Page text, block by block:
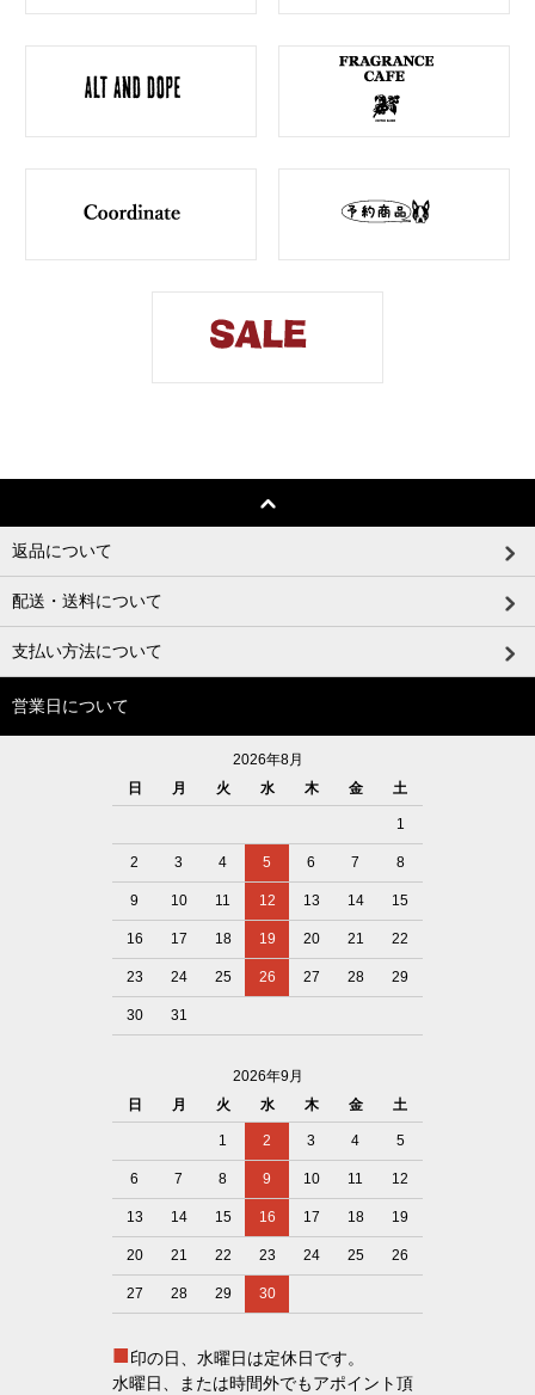
返品について
配送・送料について
支払い方法について
営業日について
2026年8月
日
月 火 水 木 金 土
1
2 3 4 5 6 7 8
9 10 11 12 13 14 15
16 17 18 19 20 21 22
23 24 25 26 27 28 29
30 31
2026年9月
日
月 火 水 木 金 土
1 2 3 4 5
6 7 8 9 10 11 12
13 14 15 16 17 18 19
20 21 22 23 24 25 26
27 28 29 30
■印の日、水曜日は定休日です。
水曜日、または時間外でもアポイント頂